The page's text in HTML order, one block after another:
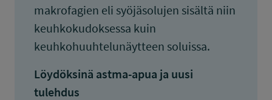
makrofagien eli syöjäsolujen sisältä niin
keuhkokudoksessa kuin
keuhkohuuhtelunäytteen soluissa.
Löydöksinä astma-apua ja uusi
tulehdus